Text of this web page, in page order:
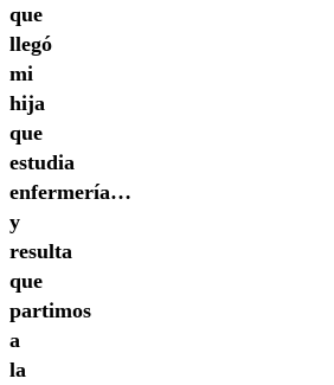
que
llegó
mi
hija
que
estudia
enfermería…
y
resulta
que
partimos
a
la